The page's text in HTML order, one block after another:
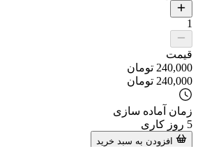
1
قیمت
240,000 تومان
240,000 تومان
زمان آماده سازی
5 روز کاری
افزودن به سبد خرید